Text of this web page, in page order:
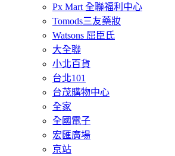
Px Mart 全聯福利中心
Tomods三友藥妝
Watsons 屈臣氏
大全聯
小北百貨
台北101
台茂購物中心
全家
全國電子
宏匯廣場
京站